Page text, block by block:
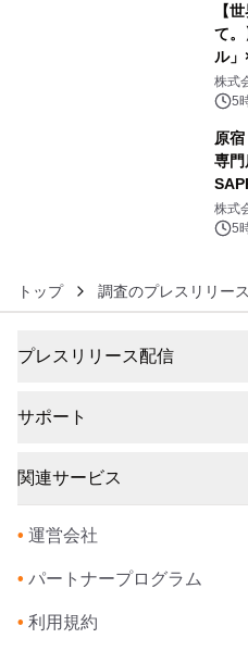
【
て。
ル
ャン
株式
5
原
専
株式
5
トップ 調査のプレスリリー
プレスリリース配信
サポート
関連サービス
• 運営会社
• パートナープログラム
• 利用規約